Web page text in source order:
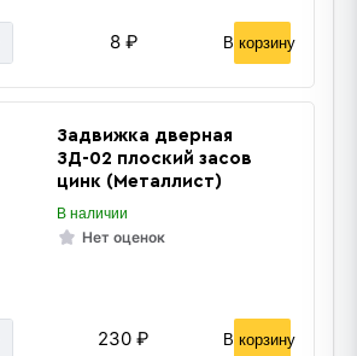
8 ₽ В корзину
Задвижка дверная
ЗД-02 плоский засов
цинк (Металлист)
В наличии
Нет оценок
230 ₽ В корзину